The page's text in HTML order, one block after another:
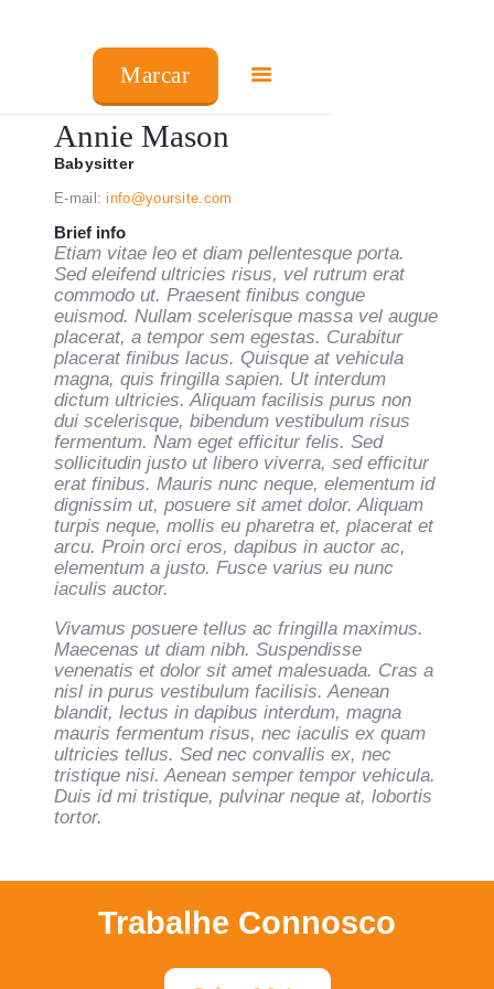
Marcar
COMO FUNCIONA
PREÇOS
FRANCHISING
FAQ’S
PRODUTOS
CENTROS
Annie Mason
Babysitter
E-mail:info@yoursite.com
Brief info
Etiam vitae leo et diam pellentesque porta.
Sed eleifend ultricies risus, vel rutrum erat
commodo ut. Praesent finibus congue
euismod. Nullam scelerisque massa vel augue
placerat, a tempor sem egestas. Curabitur
placerat finibus lacus. Quisque at vehicula
magna, quis fringilla sapien. Ut interdum
dictum ultricies. Aliquam facilisis purus non
dui scelerisque, bibendum vestibulum risus
fermentum. Nam eget efficitur felis. Sed
sollicitudin justo ut libero viverra, sed efficitur
erat finibus. Mauris nunc neque, elementum id
dignissim ut, posuere sit amet dolor. Aliquam
turpis neque, mollis eu pharetra et, placerat et
arcu. Proin orci eros, dapibus in auctor ac,
elementum a justo. Fusce varius eu nunc
iaculis auctor.
Vivamus posuere tellus ac fringilla maximus.
Maecenas ut diam nibh. Suspendisse
venenatis et dolor sit amet malesuada. Cras a
nisl in purus vestibulum facilisis. Aenean
blandit, lectus in dapibus interdum, magna
mauris fermentum risus, nec iaculis ex quam
ultricies tellus. Sed nec convallis ex, nec
tristique nisi. Aenean semper tempor vehicula.
Duis id mi tristique, pulvinar neque at, lobortis
tortor.
Trabalhe Connosco